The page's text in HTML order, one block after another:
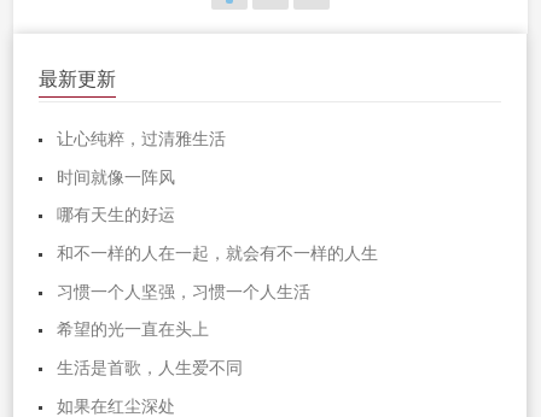
最新更新
让心纯粹，过清雅生活
时间就像一阵风
哪有天生的好运
和不一样的人在一起，就会有不一样的人生
习惯一个人坚强，习惯一个人生活
希望的光一直在头上
生活是首歌，人生爱不同
如果在红尘深处